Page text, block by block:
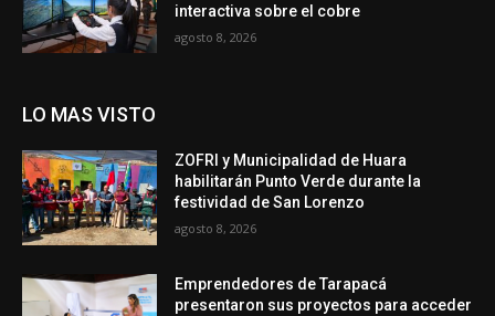
interactiva sobre el cobre
agosto 8, 2026
LO MAS VISTO
ZOFRI y Municipalidad de Huara
habilitarán Punto Verde durante la
festividad de San Lorenzo
agosto 8, 2026
Emprendedores de Tarapacá
presentaron sus proyectos para acceder